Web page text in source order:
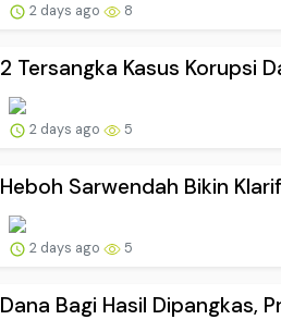
2 days ago 8
2 Tersangka Kasus Korupsi
2 days ago 5
Heboh Sarwendah Bikin
2 days ago 5
Dana Bagi Hasil Dipangkas,